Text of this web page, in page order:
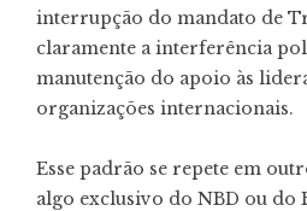
interrupção do mandato de
claramente a interferência
manutenção do apoio às
organizações internacionais.
Esse padrão se repete em
algo exclusivo do NBD ou do